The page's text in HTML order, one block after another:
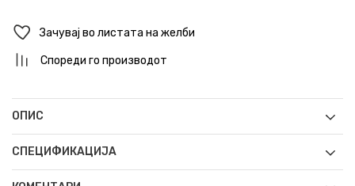
Зачувај во листата на желби
Спореди го производот
ОПИС
СПЕЦИФИКАЦИЈА